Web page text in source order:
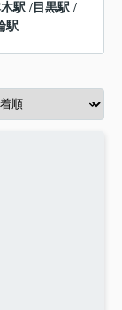
駅 / 目黒駅 /
駅